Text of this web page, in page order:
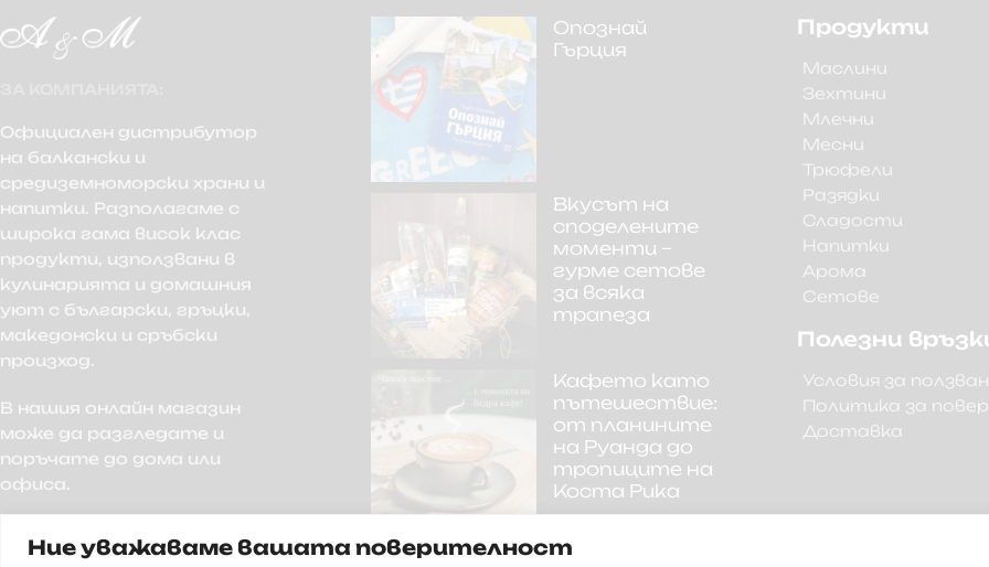
Ние уважаваме вашата поверителност
Официален дистрибутор
на балкански и
средиземноморски храни и
напитки. Разполагаме с
широка гама висок клас
продукти, използвани в
кулинарията и домашния
уют с български, гръцки,
македонски и сръбски
произход.
В нашия онлайн магазин
може да разгледате и
поръчате до дома или
офиса.
Опознай
Гърция
Вкусът на
споделените
моменти –
гурме сетове
за всяка
трапеза
Кафето като
пътешествие:
от планините
на Руанда до
тропиците на
Коста Рика
Продукти
Маслини
Зехтини
Млечни
Месни
Трюфели
Разядки
Сладости
Напитки
Арома
Сетове
Полезни
Условия за
Политика за
Доставка